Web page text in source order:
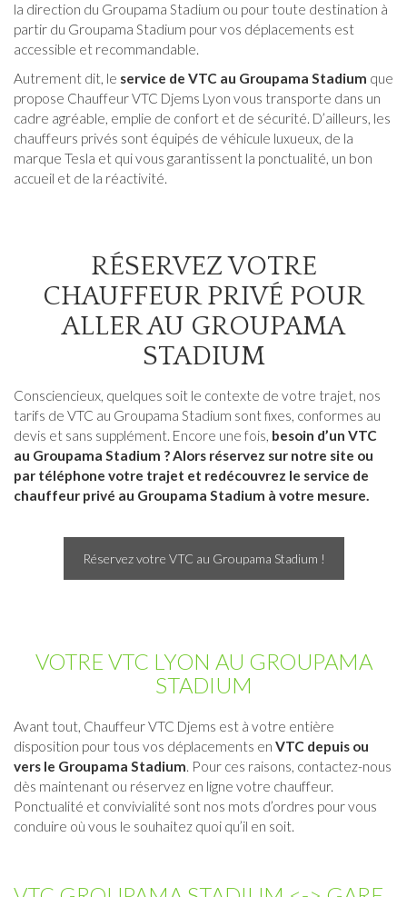
la direction du Groupama Stadium ou pour toute destination à
partir du Groupama Stadium pour vos déplacements est
accessible et recommandable.
Autrement dit, le service de VTC au Groupama Stadium que
propose Chauffeur VTC Djems Lyon vous transporte dans un
cadre agréable, emplie de confort et de sécurité. D’ailleurs, les
chauffeurs privés sont équipés de véhicule luxueux, de la
marque Tesla et qui vous garantissent la ponctualité, un bon
accueil et de la réactivité.
RÉSERVEZ VOTRE
CHAUFFEUR PRIVÉ POUR
ALLER AU GROUPAMA
STADIUM
Consciencieux, quelques soit le contexte de votre trajet, nos
tarifs de VTC au Groupama Stadium sont fixes, conformes au
devis et sans supplément. Encore une fois, besoin d’un VTC
au Groupama Stadium ? Alors réservez sur notre site ou
par téléphone votre trajet et redécouvrez le service de
chauffeur privé au Groupama Stadium à votre mesure.
Réservez votre VTC au Groupama Stadium !
VOTRE VTC LYON AU GROUPAMA
STADIUM
Avant tout, Chauffeur VTC Djems est à votre entière
disposition pour tous vos déplacements en VTC depuis ou
vers le Groupama Stadium. Pour ces raisons, contactez-nous
dès maintenant ou réservez en ligne votre chauffeur.
Ponctualité et convivialité sont nos mots d’ordres pour vous
conduire où vous le souhaitez quoi qu’il en soit.